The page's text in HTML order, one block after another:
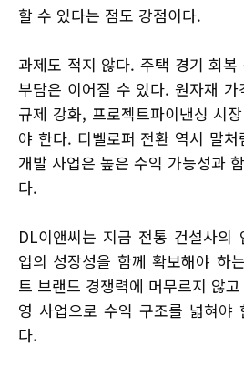
할 수 있다는 점도 강점이다.
과제도 적지 않다. 주택 경기 회
부담은 이어질 수 있다. 원자재
규제 강화, 프로젝트파이낸싱 시
야 한다. 디벨로퍼 전환 역시 말
개발 사업은 높은 수익 가능성과
다.
DL이앤씨는 지금 전통 건설사의
업의 성장성을 함께 확보해야 하
트 브랜드 경쟁력에 머무르지 않
영 사업으로 수익 구조를 넓혀야
다.